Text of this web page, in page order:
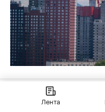
27 июл, 15:19
Выручка
Лента